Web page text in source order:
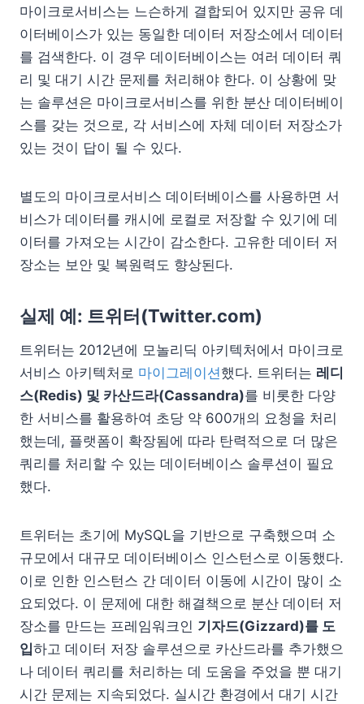
마이크로서비스는 느슨하게 결합되어 있지만 공유 데
이터베이스가 있는 동일한 데이터 저장소에서 데이터
를 검색한다. 이 경우 데이터베이스는 여러 데이터 쿼
리 및 대기 시간 문제를 처리해야 한다. 이 상황에 맞
는 솔루션은 마이크로서비스를 위한 분산 데이터베이
스를 갖는 것으로, 각 서비스에 자체 데이터 저장소가
있는 것이 답이 될 수 있다.
별도의 마이크로서비스 데이터베이스를 사용하면 서
비스가 데이터를 캐시에 로컬로 저장할 수 있기에 데
이터를 가져오는 시간이 감소한다. 고유한 데이터 저
장소는 보안 및 복원력도 향상된다.
실제 예: 트위터(Twitter.com)
트위터는 2012년에 모놀리딕 아키텍처에서 마이크로
서비스 아키텍처로 마이그레이션했다. 트위터는 레디
스(Redis) 및 카산드라(Cassandra)를 비롯한 다양
한 서비스를 활용하여 초당 약 600개의 요청을 처리
했는데, 플랫폼이 확장됨에 따라 탄력적으로 더 많은
쿼리를 처리할 수 있는 데이터베이스 솔루션이 필요
했다.
트위터는 초기에 MySQL을 기반으로 구축했으며 소
규모에서 대규모 데이터베이스 인스턴스로 이동했다.
이로 인한 인스턴스 간 데이터 이동에 시간이 많이 소
요되었다. 이 문제에 대한 해결책으로 분산 데이터 저
장소를 만드는 프레임워크인 기자드(Gizzard)를 도
입하고 데이터 저장 솔루션으로 카산드라를 추가했으
나 데이터 쿼리를 처리하는 데 도움을 주었을 뿐 대기
시간 문제는 지속되었다. 실시간 환경에서 대기 시간